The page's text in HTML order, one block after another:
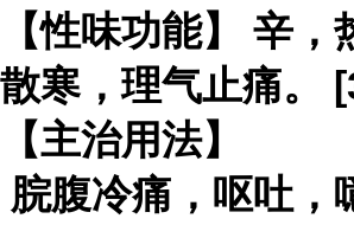
【性味功能】 辛，
散寒，理气止痛。
【主治用法】
脘腹冷痛，呕吐，